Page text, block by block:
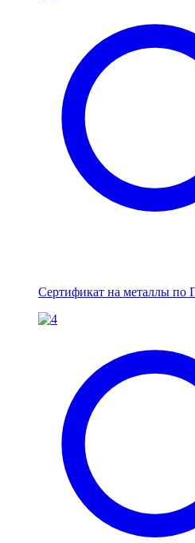
Сертификат на металлы по